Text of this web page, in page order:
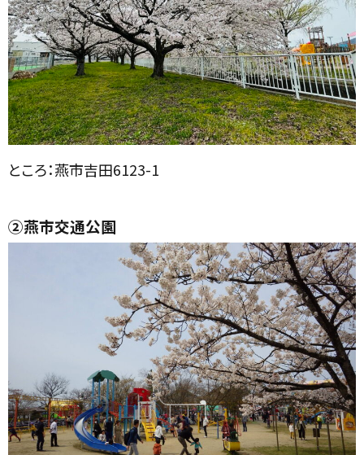
ところ：燕市吉田6123-1
②燕市交通公園